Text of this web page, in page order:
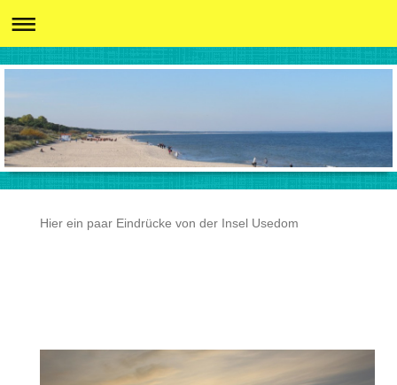
Hier ein paar Eindrücke von der Insel Usedom